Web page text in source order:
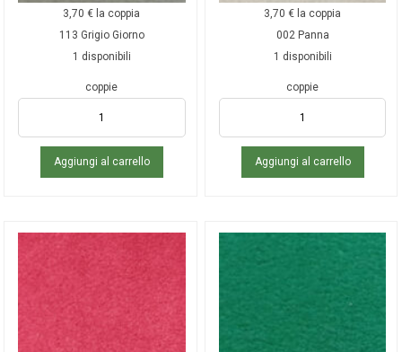
3,70€ la coppia
113 Grigio Giorno
1 disponibili
coppie
Aggiungi al carrello
3,70€ la coppia
002 Panna
1 disponibili
coppie
Aggiungi al carrello